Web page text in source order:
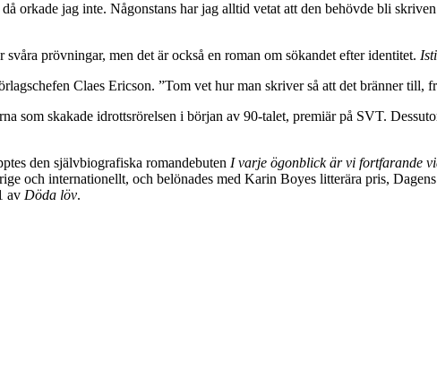
orkade jag inte. Någonstans har jag alltid vetat att den behövde bli
prövningar, men det är också en roman om sökandet efter identitet.
Claes Ericson. ”Tom vet hur man skriver så att det bränner till,
som skakade idrottsrörelsen i början av 90-talet, premiär på SVT.
den självbiografiska romandebuten I varje ögonblick är vi fortfarande
och internationellt, och belönades med Karin Boyes litterära pris,
av Döda löv.